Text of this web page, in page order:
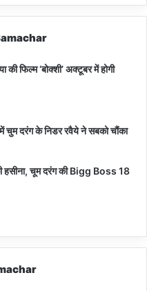
की फिल्म ‘बोक्शी’ अक्टूबर में होगी
चुम दरंग के निडर रवैये ने सबको चौंका
चूम दरंग की Bigg Boss 18